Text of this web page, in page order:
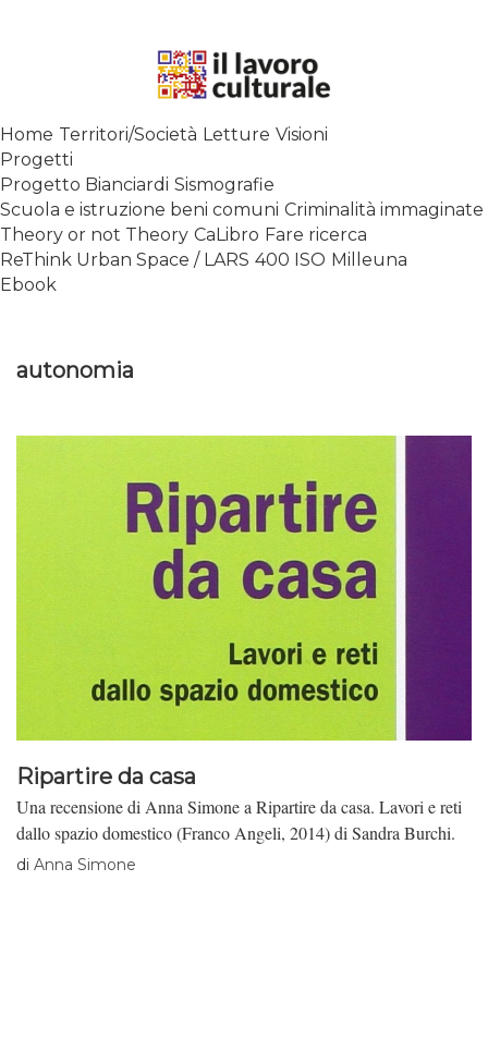
SPALANCARE LE FINESTRE DEI
CONTEMPORANEO
Home Territori/Società Letture Visioni
Progetti
Progetto Bianciardi Sismografie
Scuola e istruzione beni comuni Criminalità immaginate
Theory or not Theory CaLibro Fare ricerca
ReThink Urban Space / LARS 400 ISO Milleuna
Ebook
autonomia
Ripartire da casa
Una recensione di Anna Simone a Ripartire da casa. Lavori e reti
dallo spazio domestico (Franco Angeli, 2014) di Sandra Burchi.
di Anna Simone